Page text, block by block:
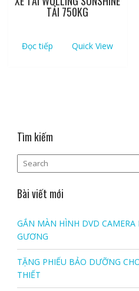
TẢI 750KG
Đọc tiếp Quick View
Tìm kiếm
Bài viết mới
GẮN MÀN HÌNH DVD
GƯƠNG
TẶNG PHIẾU BẢO DƯỠNG
THIẾT